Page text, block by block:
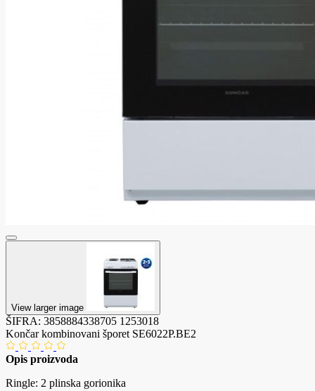
View larger image
ŠIFRA: 3858884338705 1253018
Končar kombinovani šporet SE6022P.BE2
Opis proizvoda
Ringle: 2 plinska gorionika